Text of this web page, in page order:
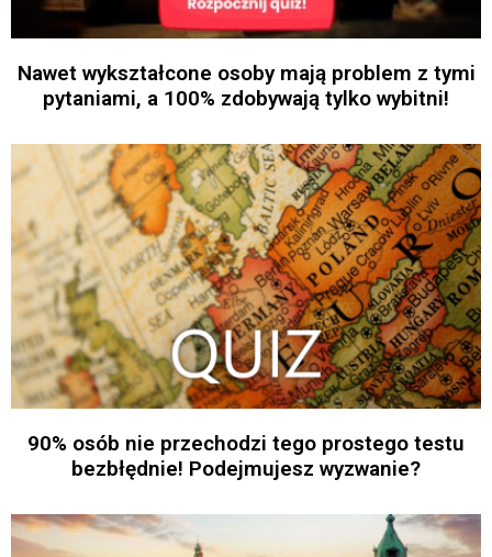
Nawet wykształcone osoby mają problem z tymi
pytaniami, a 100% zdobywają tylko wybitni!
90% osób nie przechodzi tego prostego testu
bezbłędnie! Podejmujesz wyzwanie?